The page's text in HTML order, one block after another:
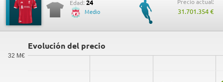
Edad: 24
Medio
Precio actual:
31.701.354 €
Evolución del precio
32 M€